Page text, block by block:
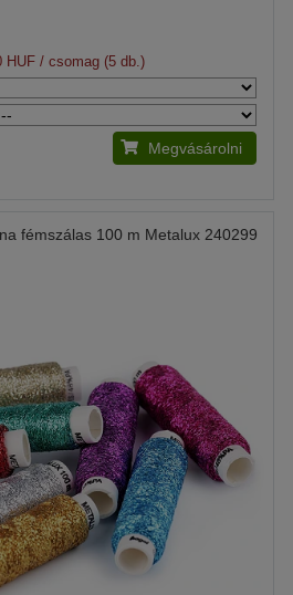
HUF/ csomag (5 db.)
Megvásárolni
fémszálas 100 m Metalux 240299